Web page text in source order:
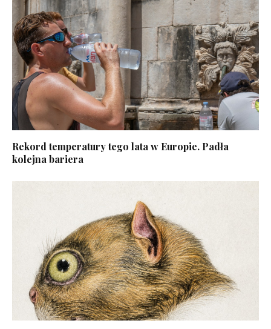
Rekord temperatury tego lata w Europie. Padła
kolejna bariera